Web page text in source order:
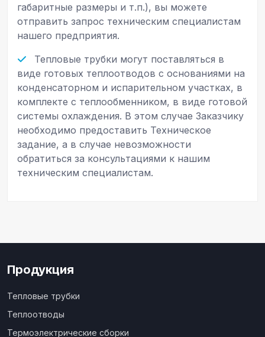
габаритные размеры и т.п.), вы можете
отправить запрос техническим специалистам
нашего предприятия.
Тепловые трубки могут поставляться в
виде готовых теплоотводов с основаниями на
конденсаторном и испарительном участках, в
комплекте с теплообменником, в виде готовой
системы охлаждения. В этом случае Заказчику
необходимо предоставить Техническое
задание, а в случае невозможности
обратиться за консультациями к нашим
техническим специалистам.
Продукция
Тепловые трубки
Теплоотводы
Термоэлектрические сборки